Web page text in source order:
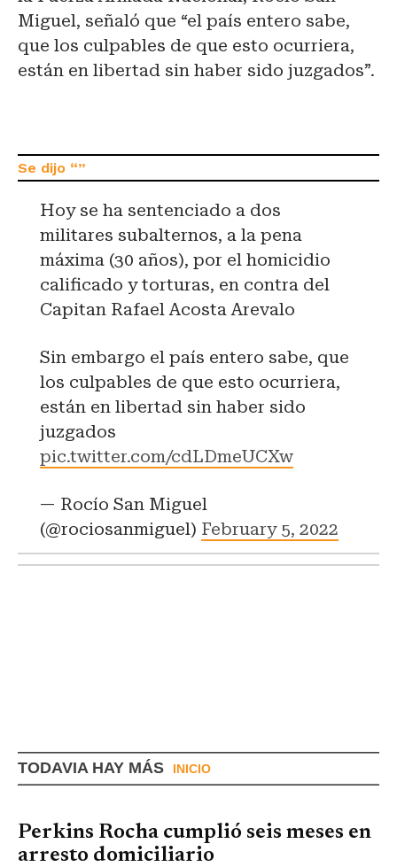
Miguel, señaló que “el país entero sabe,
que los culpables de que esto ocurriera,
están en libertad sin haber sido juzgados”.
Hoy se ha sentenciado a dos
militares subalternos, a la pena
máxima (30 años), por el homicidio
calificado y torturas, en contra del
Capitan Rafael Acosta Arevalo
Sin embargo el país entero sabe, que
los culpables de que esto ocurriera,
están en libertad sin haber sido
juzgados
pic.twitter.com/cdLDmeUCXw
— Rocío San Miguel
(@rociosanmiguel) February 5, 2022
TODAVIA HAY MÁS INICIO
Perkins Rocha cumplió seis meses en
arresto domiciliario